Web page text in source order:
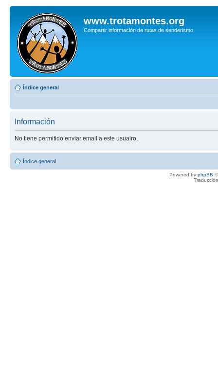
www.trotamontes.org
Compartir información de rutas de senderismo
Índice general
Información
No tiene permitido enviar email a este usuairo.
Índice general
Powered by phpBB